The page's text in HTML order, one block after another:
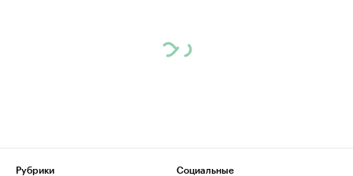
Рубрики
Социальные